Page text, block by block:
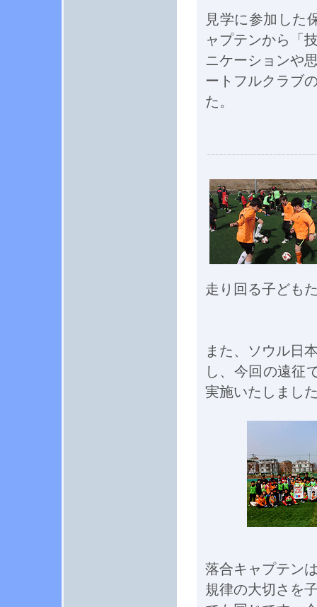
見学に参加した
ャプテンから「
ニケーションや
ートフルクラブ
た。
走り回る子ども
また、ソウル日
し、今回の遠征
実施いたしまし
落合キャプテン
規律の大切さを